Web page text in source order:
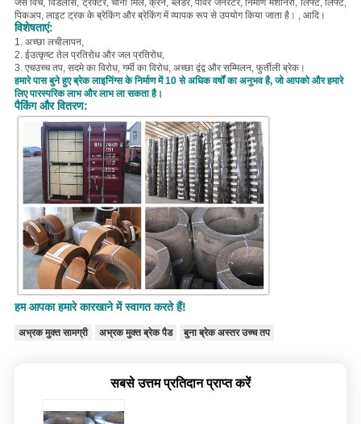
जैसे विंच, विंडलास, ट्रैक्टर, चीनी मिल, क्रेन, ब्लेंडर, पावर जेनरेटर, निर्माण मशीनरी, लिफ्ट, लिफ्ट,
पिकअप, लाइट ट्रक के ब्रेकिंग और ब्रेकिंग में व्यापक रूप से उपयोग किया जाता है। , आदि।
विशेषताएं:
1. अच्छा लचीलापन,
2. ईउत्कृष्ट तेल प्रतिरोध और जल प्रतिरोध,
3. एचउच्च तप, सदमे का विरोध, गर्मी का विरोध, अच्छा द्वंद्व और सम्मिलन, फुर्तीली ब्रेक।
हमारे पास बुने हुए ब्रेक लाइनिंग्स के निर्माण में 10 से अधिक वर्षों का अनुभव है, जो आपको और हमारे
लिए पारस्परिक लाभ और लाभ ला सकता है।
पैकिंग और वितरण:
हम आपका हमारे कारखाने में स्वागत करते हैं!
अभ्रक मुक्त सामग्री अभ्रक मुक्त ब्रेक पैड बुना ब्रेक अस्तर उच्च तप
सबसे उत्तम प्रतिदान प्राप्त करें